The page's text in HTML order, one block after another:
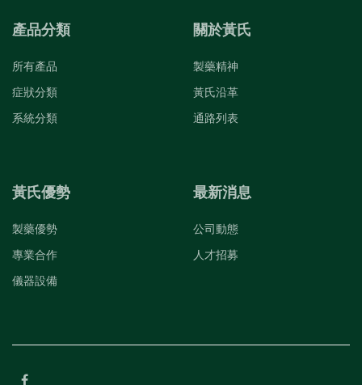
產品分類
所有產品
症狀分類
系統分類
關於黃氏
製藥精神
黃氏沿革
通路列表
黃氏優勢
製藥優勢
專業合作
儀器設備
最新消息
公司動態
人才招募